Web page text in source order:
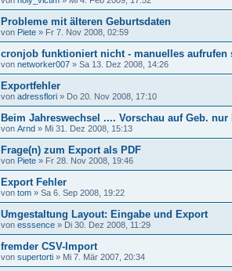
Probleme mit älteren Geburtsdaten
von Piete » Fr 7. Nov 2008, 02:59
cronjob funktioniert nicht - manuelles aufrufen
von networker007 » Sa 13. Dez 2008, 14:26
Exportfehler
von adressflori » Do 20. Nov 2008, 17:10
Beim Jahreswechsel .... Vorschau auf Geb. nur
von Arnd » Mi 31. Dez 2008, 15:13
Frage(n) zum Export als PDF
von Piete » Fr 28. Nov 2008, 19:46
Export Fehler
von tom » Sa 6. Sep 2008, 19:22
Umgestaltung Layout: Eingabe und Export
von esssence » Di 30. Dez 2008, 11:29
fremder CSV-Import
von supertorti » Mi 7. Mär 2007, 20:34